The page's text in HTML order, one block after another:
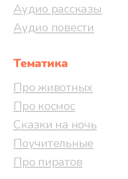
Аудио рассказы
Аудио повести
Тематика
Про животных
Про космос
Сказки на ночь
Поучительные
Про пиратов